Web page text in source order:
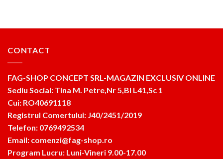
CONTACT
FAG-SHOP CONCEPT SRL-MAGAZIN EXCLUSIV ONLINE
Sediu Social: Tina M. Petre,Nr 5,Bl L41,Sc 1
Cui: RO40691118
Registrul Comertului: J40/2451/2019
Telefon: 0769492534
Email: comenzi@fag-shop.ro
Program Lucru: Luni-Vineri 9.00-17.00